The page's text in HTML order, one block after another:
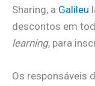
Sharing, a Galileu
descontos em
learning, para
Os responsáveis